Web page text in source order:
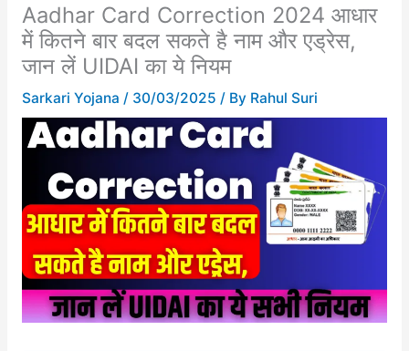
Aadhar Card Correction 2024 आधार
में कितने बार बदल सकते है नाम और एड्रेस,
जान लें UIDAI का ये नियम
Sarkari Yojana / 30/03/2025 / By Rahul Suri